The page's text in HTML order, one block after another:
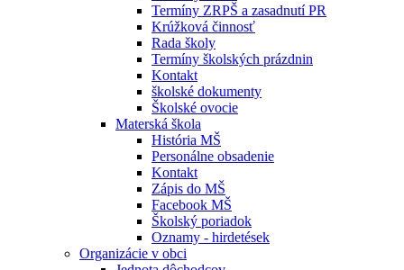
Termíny ZRPŠ a zasadnutí PR
Krúžková činnosť
Rada školy
Termíny školských prázdnin
Kontakt
školské dokumenty
Školské ovocie
Materská škola
História MŠ
Personálne obsadenie
Kontakt
Zápis do MŠ
Facebook MŠ
Školský poriadok
Oznamy - hirdetések
Organizácie v obci